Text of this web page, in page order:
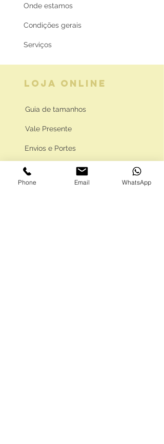
Onde estamos
Condições gerais
Serviços
LOJA ONLINE
Guia de tamanhos
Vale Presente
Envios e Portes
Marcas legais
Programa Fidelidade
Phone Email WhatsApp